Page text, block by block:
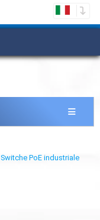
Switche PoE industriale